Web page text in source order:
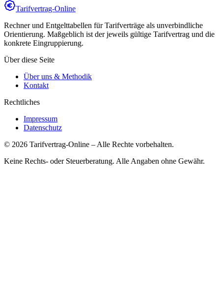
Tarifvertrag-Online
Rechner und Entgelttabellen für Tarifverträge als unverbindliche
Orientierung. Maßgeblich ist der jeweils gültige Tarifvertrag und die
konkrete Eingruppierung.
Über diese Seite
Über uns & Methodik
Kontakt
Rechtliches
Impressum
Datenschutz
© 2026 Tarifvertrag-Online – Alle Rechte vorbehalten.
Keine Rechts- oder Steuerberatung. Alle Angaben ohne Gewähr.